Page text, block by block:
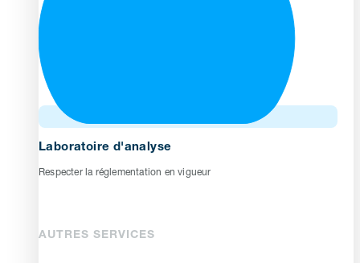
Laboratoire d'analyse
Respecter la réglementation en vigueur
AUTRES SERVICES